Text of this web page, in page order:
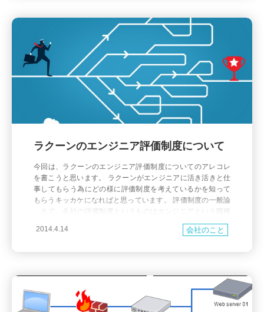
ラクーンのエンジニア評価制度について
今回は、ラクーンのエンジニア評価制度についてのアレコレ
を書こうと思います。 ラクーンがエンジニアに活き活きと仕
事してもらう為にどの様に評価制度を考えているかを知って
もらうキッカケになればと思っています。 評価制度の一般論
さて、会社の評価制度というものはエンジニアという職種
に限らなくてもどの会社でも非常に苦慮して作り上げている
ものです。働くすべての人のあらゆる状況を正しく評価する
2014.4.14 会社のこと